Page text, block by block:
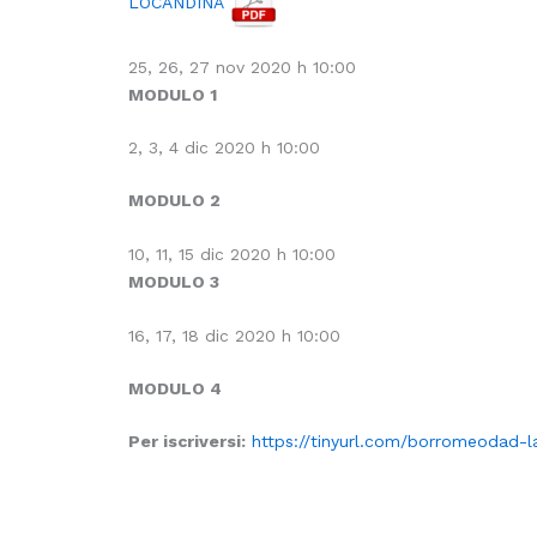
25, 26, 27 nov 2020 h 10:00
MODULO 1
2, 3, 4 dic 2020 h 10:00
MODULO 2
10, 11, 15 dic 2020 h 10:00
MODULO 3
16, 17, 18 dic 2020 h 10:00
MODULO 4
Per iscriversi: https://tinyurl.com/borromeodad-